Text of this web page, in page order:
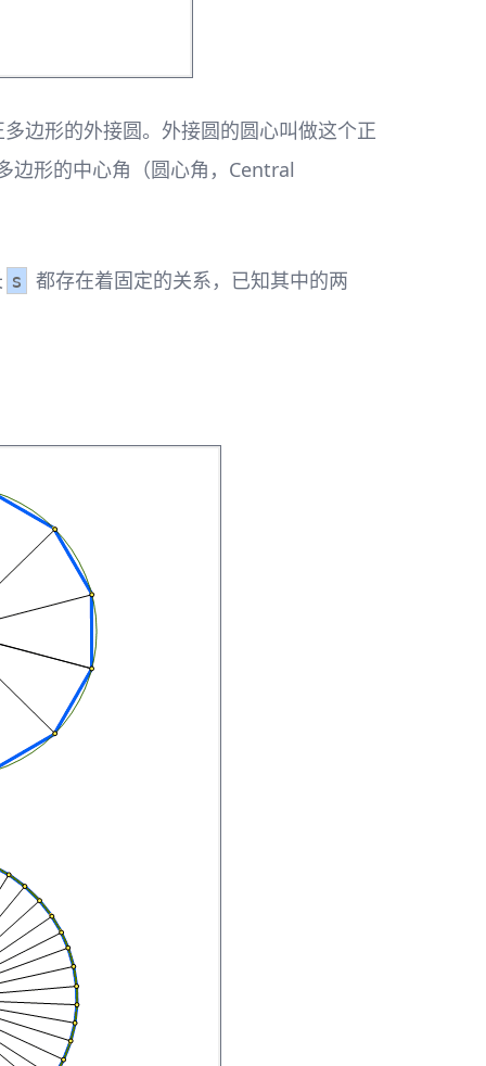
边形的外接圆。外接圆的圆心叫做这个正
边形的中心角（圆心角，Central
s 都存在着固定的关系，已知其中的两